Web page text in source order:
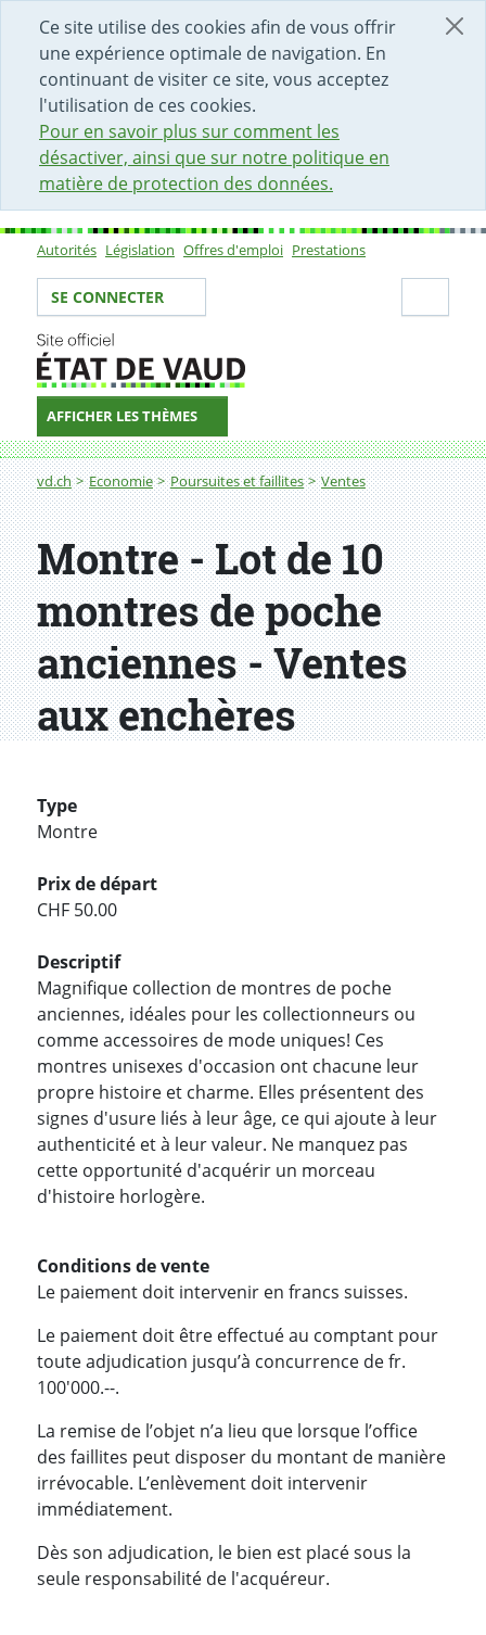
Ce site utilise des cookies afin de vous offrir
une expérience optimale de navigation. En
continuant de visiter ce site, vous acceptez
l'utilisation de ces cookies.
Pour en savoir plus sur comment les
désactiver, ainsi que sur notre politique en
matière de protection des données.
DÉBUT DU CONTENU DE LA PAGE
ACCÈS AU CHAMP DE RECHERCHE
PAGE D'ACCUEIL
FORMULAIRE DE CONTACT
Sous-navigation
Autorités Législation Offres d'emploi Prestations
Votre identité
SE CONNECTER
AFFICHER LES THÈMES
Fil d'Ariane
vd.ch Economie Poursuites et faillites Ventes
Montre - Lot de 10 montres de poche anciennes -
Montre - Lot de 10
montres de poche
anciennes - Ventes
aux enchères
Type
Montre
Prix de départ
CHF 50.00
Descriptif
Magnifique collection de montres de poche
anciennes, idéales pour les collectionneurs ou
comme accessoires de mode uniques! Ces
montres unisexes d'occasion ont chacune leur
propre histoire et charme. Elles présentent des
signes d'usure liés à leur âge, ce qui ajoute à leur
authenticité et à leur valeur. Ne manquez pas
cette opportunité d'acquérir un morceau
d'histoire horlogère.
Conditions de vente
Le paiement doit intervenir en francs suisses.
Le paiement doit être effectué au comptant pour
toute adjudication jusqu’à concurrence de fr.
100'000.--.
La remise de l’objet n’a lieu que lorsque l’office
des faillites peut disposer du montant de manière
irrévocable. L’enlèvement doit intervenir
immédiatement.
Dès son adjudication, le bien est placé sous la
seule responsabilité de l'acquéreur.